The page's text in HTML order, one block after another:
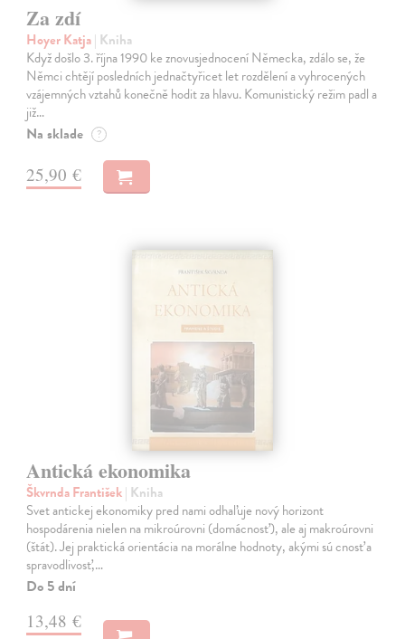
Za zdí
Hoyer Katja| Kniha
Když došlo 3. října 1990 ke znovusjednocení Německa, zdálo se, že
Němci chtějí posledních jednačtyřicet let rozdělení a vyhrocených
vzájemných vztahů konečně hodit za hlavu. Komunistický režim padl a
již…
Na sklade ?
25,90 €
Antická ekonomika
Škvrnda František| Kniha
Svet antickej ekonomiky pred nami odhaľuje nový horizont
hospodárenia nielen na mikroúrovni (domácnosť), ale aj makroúrovni
(štát). Jej praktická orientácia na morálne hodnoty, akými sú cnosť a
spravodlivosť,…
Do 5 dní
13,48 €